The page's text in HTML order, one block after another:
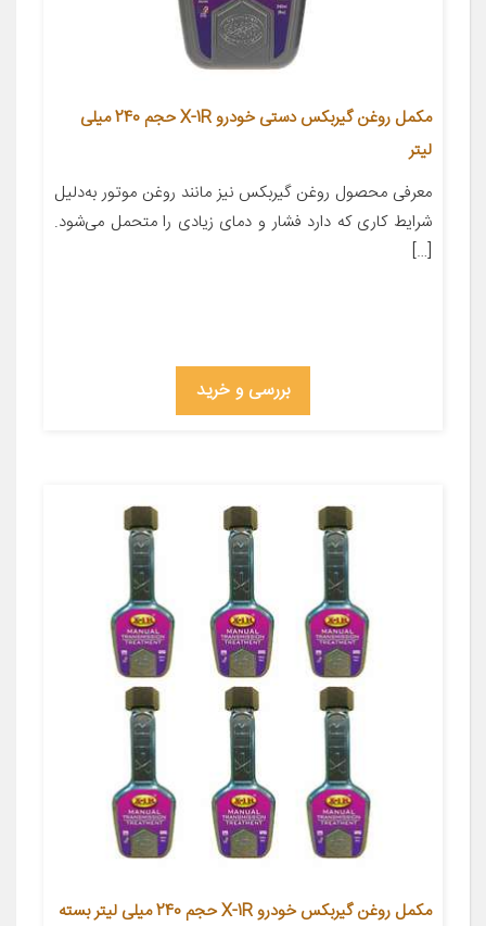
مکمل روغن گیربکس دستی خودرو X-1R حجم 240 میلی
لیتر
معرفی محصول روغن گیربکس نیز مانند روغن موتور به‌دلیل
شرایط کاری که دارد فشار و دمای زیادی را متحمل می‌شود.
[…]
بررسی و خرید
مکمل روغن گیربکس خودرو X-1R حجم 240 میلی لیتر بسته